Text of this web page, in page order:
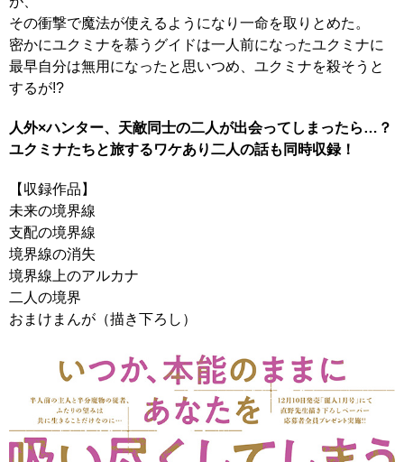
その衝撃で魔法が使えるようになり一命を取りとめた。
密かにユクミナを慕うグイドは一人前になったユクミナに
最早自分は無用になったと思いつめ、ユクミナを殺そうと
するが!?
人外×ハンター、天敵同士の二人が出会ってしまったら…？
ユクミナたちと旅するワケあり二人の話も同時収録！
【収録作品】
未来の境界線
支配の境界線
境界線の消失
境界線上のアルカナ
二人の境界
おまけまんが（描き下ろし）